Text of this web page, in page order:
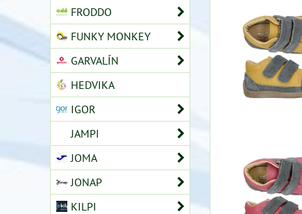
FRODDO
FUNKY MONKEY
GARVALÍN
HEDVIKA
IGOR
JAMPI
JOMA
JONAP
KILPI